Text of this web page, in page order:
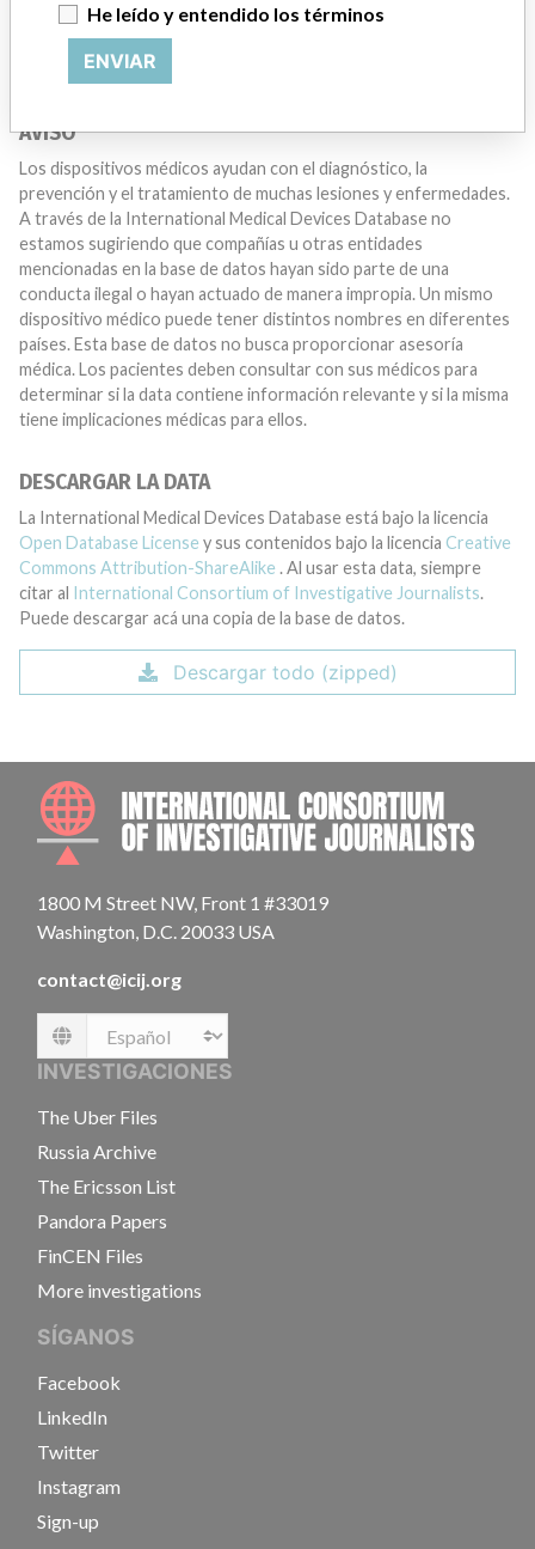
¡CUÉNTANOS TU HISTORIA!
AVISO
Los dispositivos médicos ayudan con el diagnóstico, la
prevención y el tratamiento de muchas lesiones y enfermedades.
A través de la International Medical Devices Database no
estamos sugiriendo que compañías u otras entidades
mencionadas en la base de datos hayan sido parte de una
conducta ilegal o hayan actuado de manera impropia. Un mismo
dispositivo médico puede tener distintos nombres en diferentes
países. Esta base de datos no busca proporcionar asesoría
médica. Los pacientes deben consultar con sus médicos para
determinar si la data contiene información relevante y si la misma
tiene implicaciones médicas para ellos.
DESCARGAR LA DATA
La International Medical Devices Database está bajo la licencia
Open Database License y sus contenidos bajo la licencia Creative
Commons Attribution-ShareAlike . Al usar esta data, siempre
citar al International Consortium of Investigative Journalists.
Puede descargar acá una copia de la base de datos.
Descargar todo (zipped)
1800 M Street NW, Front 1 #33019
Washington, D.C. 20033 USA
contact@icij.org
Language
INVESTIGACIONES
The Uber Files
Russia Archive
The Ericsson List
Pandora Papers
FinCEN Files
More investigations
SÍGANOS
Facebook
LinkedIn
Twitter
Instagram
Sign-up
He leído y entendido los términos
ENVIAR